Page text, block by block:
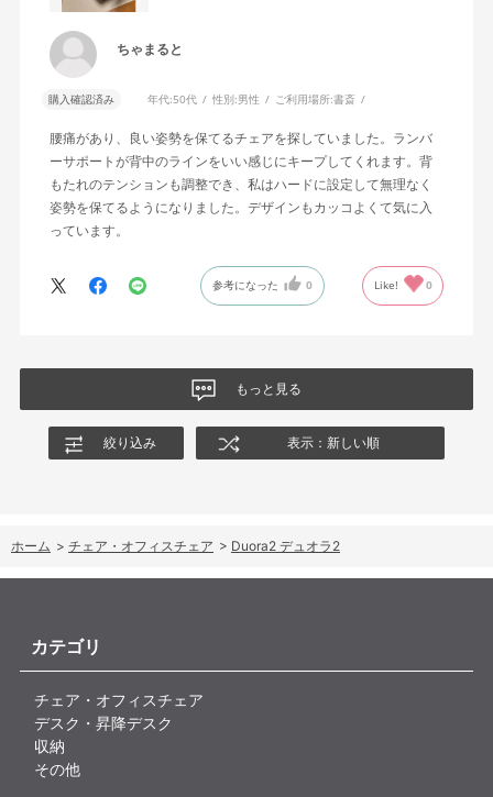
ちゃまると
購入確認済み 年代:50代 性別:男性 ご利用場所:書斎
腰痛があり、良い姿勢を保てるチェアを探していました。ランバ
ーサポートが背中のラインをいい感じにキープしてくれます。背
もたれのテンションも調整でき、私はハードに設定して無理なく
姿勢を保てるようになりました。デザインもカッコよくて気に入
っています。
参考になった 0 Like! 0
もっと見る
絞り込み 表示：新しい順
ホーム > チェア・オフィスチェア > Duora2 デュオラ2
カテゴリ
チェア・オフィスチェア
デスク・昇降デスク
収納
その他